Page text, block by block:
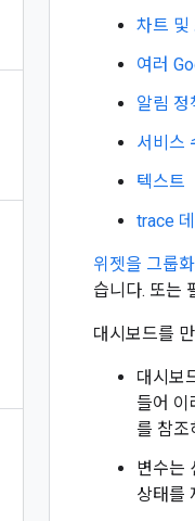
차트 및
여러
알림 정
서비스
텍스트
trace
위젯을 그룹화
습니다. 또는
대시보드를
대시보
들어 이
를 참조
변수는
상태를